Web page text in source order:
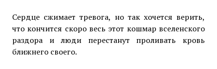
Сердце сжимает тревога, но так хочется верить,
что кончится скоро весь этот кошмар вселенского
раздора и люди перестанут проливать кровь
ближнего своего.